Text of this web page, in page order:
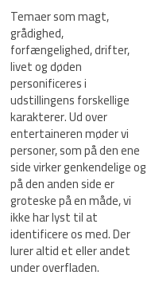
Temaer som magt,
grådighed,
forfængelighed, drifter,
livet og døden
personificeres i
udstillingens forskellige
karakterer. Ud over
entertaineren møder vi
personer, som på den ene
side virker genkendelige og
på den anden side er
groteske på en måde, vi
ikke har lyst til at
identificere os med. Der
lurer altid et eller andet
under overfladen.